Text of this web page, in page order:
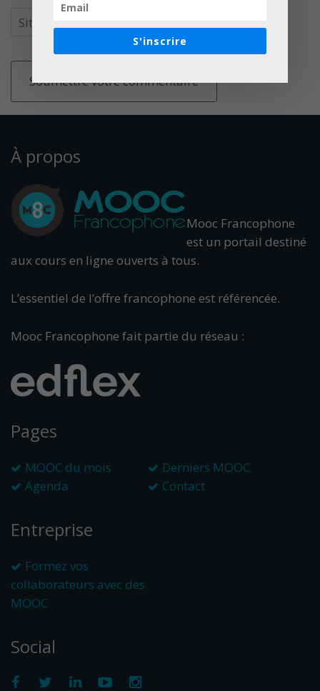
À propos
Mooc Francophone
est un portail destiné
aux cours en ligne ouverts à tous.
L’essentiel de l’offre francophone est référencée.
Mooc Francophone fait partie du réseau :
Pages
MOOC du mois
Derniers MOOC
Agenda
Contact
Entreprise
Formez vos
collaborateurs avec des
MOOC
Social
S'inscrire